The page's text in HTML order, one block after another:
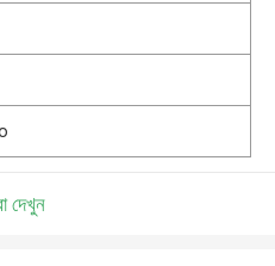
দেখুন